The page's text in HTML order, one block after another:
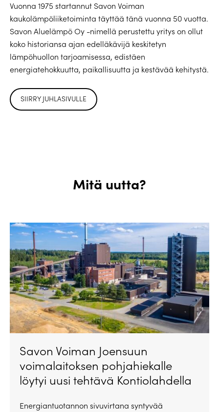
Vuonna 1975 startannut Savon Voiman
kaukolämpöliiketoiminta täyttää tänä vuonna 50 vuotta.
Savon Aluelämpö Oy -nimellä perustettu yritys on ollut
koko historiansa ajan edelläkävijä keskitetyn
lämpöhuollon tarjoamisessa, edistäen
energiatehokkuutta, paikallisuutta ja kestävää kehitystä.
SIIRRY JUHLASIVULLE
Mitä uutta?
Savon Voiman Joensuun
voimalaitoksen pohjahiekalle
löytyi uusi tehtävä Kontiolahdella
Energiantuotannon sivuvirtana syntyvää